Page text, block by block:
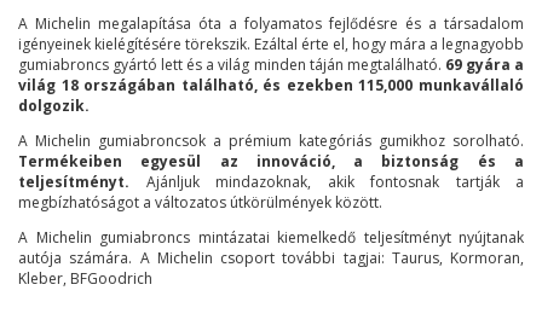
A Michelin megalapítása óta a folyamatos fejlődésre és a társadalom
igényeinek kielégítésére törekszik. Ezáltal érte el, hogy mára a legnagyobb
gumiabroncs gyártó lett és a világ minden táján megtalálható. 69 gyára a
világ 18 országában található, és ezekben 115,000 munkavállaló
dolgozik.
A Michelin gumiabroncsok a prémium kategóriás gumikhoz sorolható.
Termékeiben egyesül az innováció, a biztonság és a
teljesítményt. Ajánljuk mindazoknak, akik fontosnak tartják a
megbízhatóságot a változatos útkörülmények között.
A Michelin gumiabroncs mintázatai kiemelkedő teljesítményt nyújtanak
autója számára. A Michelin csoport további tagjai: Taurus, Kormoran,
Kleber, BFGoodrich